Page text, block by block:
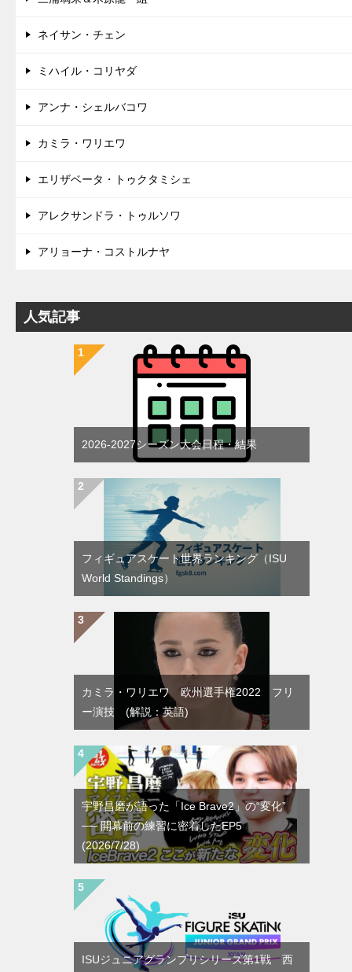
ネイサン・チェン
ミハイル・コリヤダ
アンナ・シェルバコワ
カミラ・ワリエワ
エリザベータ・トゥクタミシェ
アレクサンドラ・トゥルソワ
アリョーナ・コストルナヤ
人気記事
2026-2027シーズン大会日程・結果
フィギュアスケート世界ランキング（ISU
World Standings）
カミラ・ワリエワ 欧州選手権2022 フリ
ー演技 (解説：英語)
宇野昌磨が語った「Ice Brave2」の“変化”
── 開幕前の練習に密着したEP5
(2026/7/28)
ISUジュニアグランプリシリーズ第1戦 西